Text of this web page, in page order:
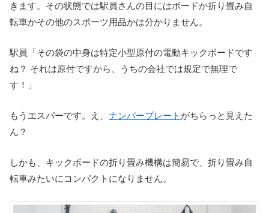
きます。その状態では駅員さんの目にはボードか折り畳み自
転車かその他のスポーツ用品かは分かりません。
駅員「その袋の中身は特定小型原付の電動キックボードです
ね？ それは原付ですから、うちの会社では規定で無理で
す！」
もうエスパーです。え、 ナンバープレート がちらっと見えた
ん？
しかも、キックボードの折り畳み機構は簡易で、折り畳み自
転車みたいにコンパクトになりません。